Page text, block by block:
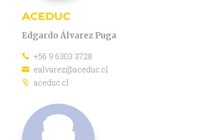
ACEDUC
Edgardo Álvarez Puga
 +56 9 6303 3728
 ealvarez@aceduc.cl
 aceduc.cl